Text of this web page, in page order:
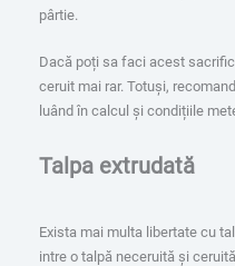
pârtie.
Dacă poți sa faci acest
ceruit mai rar. Totuși,
luând în calcul și condițiile
Talpa extrudată
Exista mai multa libertate cu
intre o talpă neceruită și